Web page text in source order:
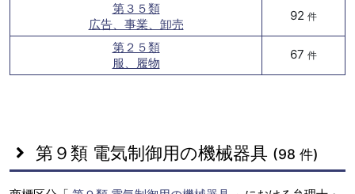
第３５類
広告、事業、卸売
92 件
第２５類
服、履物
67 件
第９類 電気制御用の機械器具 (98 件)